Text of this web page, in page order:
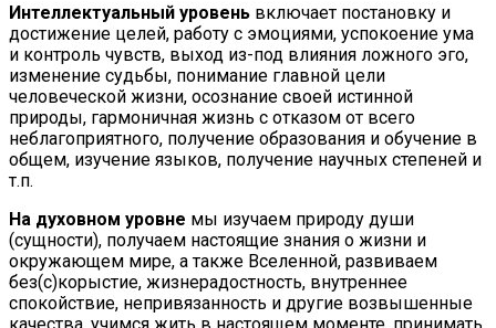
Интеллектуальный уровень включает постановку и
достижение целей, работу с эмоциями, успокоение ума
и контроль чувств, выход из-под влияния ложного эго,
изменение судьбы, понимание главной цели
человеческой жизни, осознание своей истинной
природы, гармоничная жизнь с отказом от всего
неблагоприятного, получение образования и обучение в
общем, изучение языков, получение научных степеней и
т.п.
На духовном уровне мы изучаем природу души
(сущности), получаем настоящие знания о жизни и
окружающем мире, а также Вселенной, развиваем
без(с)корыстие, жизнерадостность, внутреннее
спокойствие, непривязанность и другие возвышенные
качества, учимся жить в настоящем моменте, принимать